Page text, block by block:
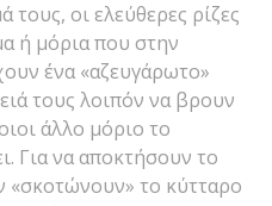
οι ελεύθερες ρίζες
ή μόρια που στην
ένα «αζευγάρωτο»
τους λοιπόν να βρουν
άλλο μόριο το
Για να αποκτήσουν το
«σκοτώνουν» το κύτταρο